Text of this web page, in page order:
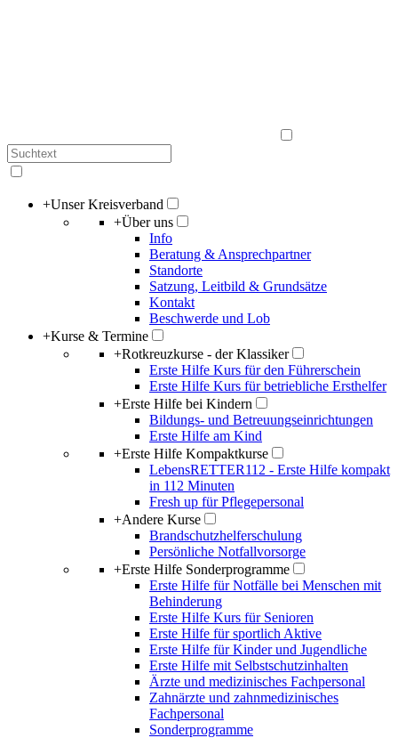
+Unser Kreisverband
+Über uns
Info
Beratung & Ansprechpartner
Standorte
Satzung, Leitbild & Grundsätze
Kontakt
Beschwerde und Lob
+Kurse & Termine
+Rotkreuzkurse - der Klassiker
Erste Hilfe Kurs für den Führerschein
Erste Hilfe Kurs für betriebliche Ersthelfer
+Erste Hilfe bei Kindern
Bildungs- und Betreuungseinrichtungen
Erste Hilfe am Kind
+Erste Hilfe Kompaktkurse
LebensRETTER112 - Erste Hilfe kompakt
in 112 Minuten
Fresh up für Pflegepersonal
+Andere Kurse
Brandschutzhelferschulung
Persönliche Notfallvorsorge
+Erste Hilfe Sonderprogramme
Erste Hilfe für Notfälle bei Menschen mit
Behinderung
Erste Hilfe Kurs für Senioren
Erste Hilfe für sportlich Aktive
Erste Hilfe für Kinder und Jugendliche
Erste Hilfe mit Selbstschutzinhalten
Ärzte und medizinisches Fachpersonal
Zahnärzte und zahnmedizinisches
Fachpersonal
Sonderprogramme